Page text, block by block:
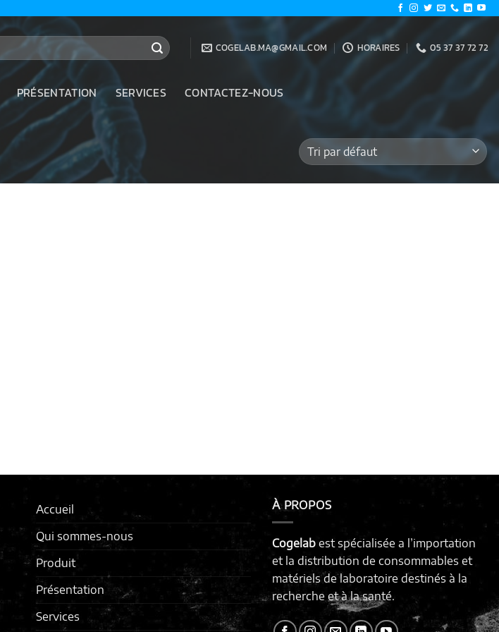
COGELAB.MA@GMAIL.COM HORAIRES 05 37 37 72 72
PRÉSENTATION SERVICES CONTACTEZ-NOUS
Accueil
Qui sommes-nous
Produit
Présentation
Services
À PROPOS
Cogelab est spécialisée a l’importation
et la distribution de consommables et
matériels de laboratoire destinés à la
recherche et à la santé.